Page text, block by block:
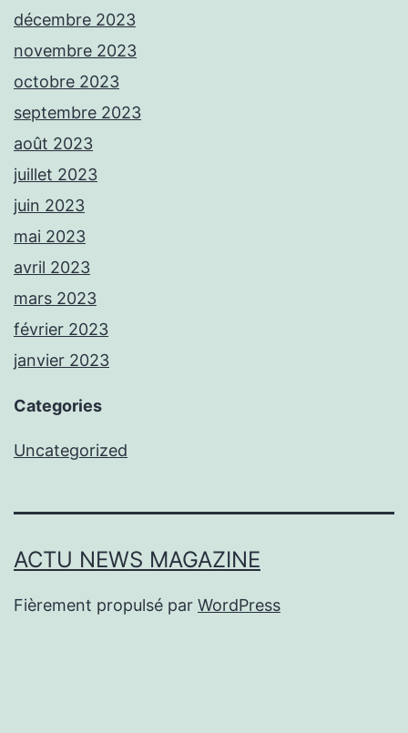
décembre 2023
novembre 2023
octobre 2023
septembre 2023
août 2023
juillet 2023
juin 2023
mai 2023
avril 2023
mars 2023
février 2023
janvier 2023
Categories
Uncategorized
ACTU NEWS MAGAZINE
Fièrement propulsé par WordPress